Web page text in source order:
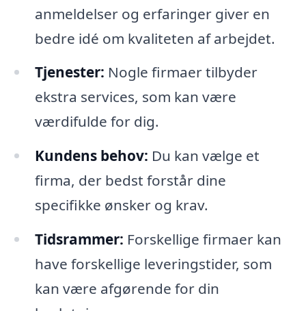
anmeldelser og erfaringer giver en
bedre idé om kvaliteten af arbejdet.
Tjenester: Nogle firmaer tilbyder
ekstra services, som kan være
værdifulde for dig.
Kundens behov: Du kan vælge et
firma, der bedst forstår dine
specifikke ønsker og krav.
Tidsrammer: Forskellige firmaer kan
have forskellige leveringstider, som
kan være afgørende for din